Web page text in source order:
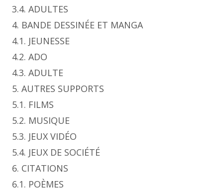
3.4. ADULTES
4. BANDE DESSINÉE ET MANGA
4.1. JEUNESSE
4.2. ADO
4.3. ADULTE
5. AUTRES SUPPORTS
5.1. FILMS
5.2. MUSIQUE
5.3. JEUX VIDÉO
5.4. JEUX DE SOCIÉTÉ
6. CITATIONS
6.1. POÈMES